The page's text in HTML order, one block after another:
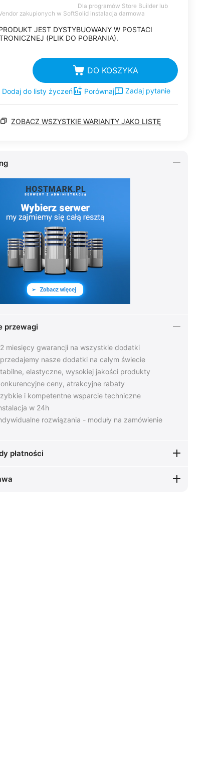
Dla programów Store Builder lub
zakupionych w SoftSolid instalacja darmowa
JEST DYSTYBUOWANY W POSTACI
(PLIK DO POBRANIA).
DO KOSZYKA
Dodaj do listy życzeń Porównaj Zadaj pytanie
ZOBACZ WSZYSTKIE WARIANTY JAKO LISTĘ
przewagi
miesięcy gwarancji na wszystkie dodatki
nasze dodatki na całym świecie
elastyczne, wysokiej jakości produkty
ceny, atrakcyjne rabaty
i kompetentne wsparcie techniczne
w 24h
rozwiązania - moduły na zamówienie
płatności